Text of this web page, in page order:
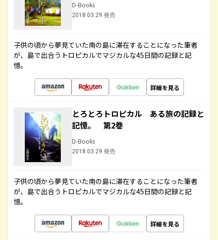
D-Books
2018.03.29 発売
子供の頃から夢見ていた南の島に滞在することになった筆者
が、島で出合うトロピカルでマジカルな45日間の記録と記
憶。
詳細を見る
とろとろトロピカル ある旅の記録と
記憶。 第2巻
D-Books
2018.03.29 発売
子供の頃から夢見ていた南の島に滞在することになった筆者
が、島で出合うトロピカルでマジカルな45日間の記録と記
憶。
詳細を見る